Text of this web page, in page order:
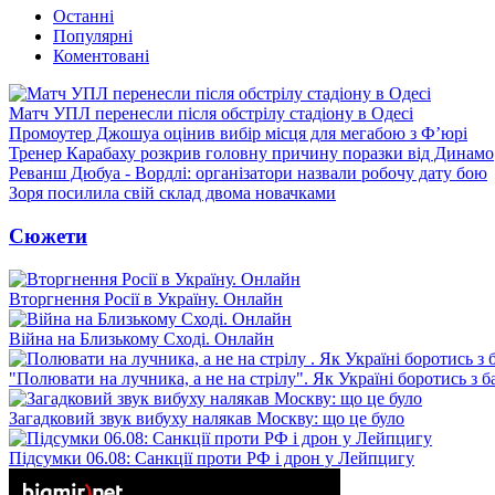
Останні
Популярні
Коментовані
Матч УПЛ перенесли після обстрілу стадіону в Одесі
Промоутер Джошуа оцінив вибір місця для мегабою з Ф’юрі
Тренер Карабаху розкрив головну причину поразки від Динамо
Реванш Дюбуа - Вордлі: організатори назвали робочу дату бою
Зоря посилила свій склад двома новачками
Сюжети
Вторгнення Росії в Україну. Онлайн
Війна на Близькому Сході. Онлайн
"Полювати на лучника, а не на стрілу". Як Україні боротись з
Загадковий звук вибуху налякав Москву: що це було
Підсумки 06.08: Санкції проти РФ і дрон у Лейпцигу